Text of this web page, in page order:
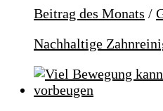
Beitrag des Monats /
Nachhaltige